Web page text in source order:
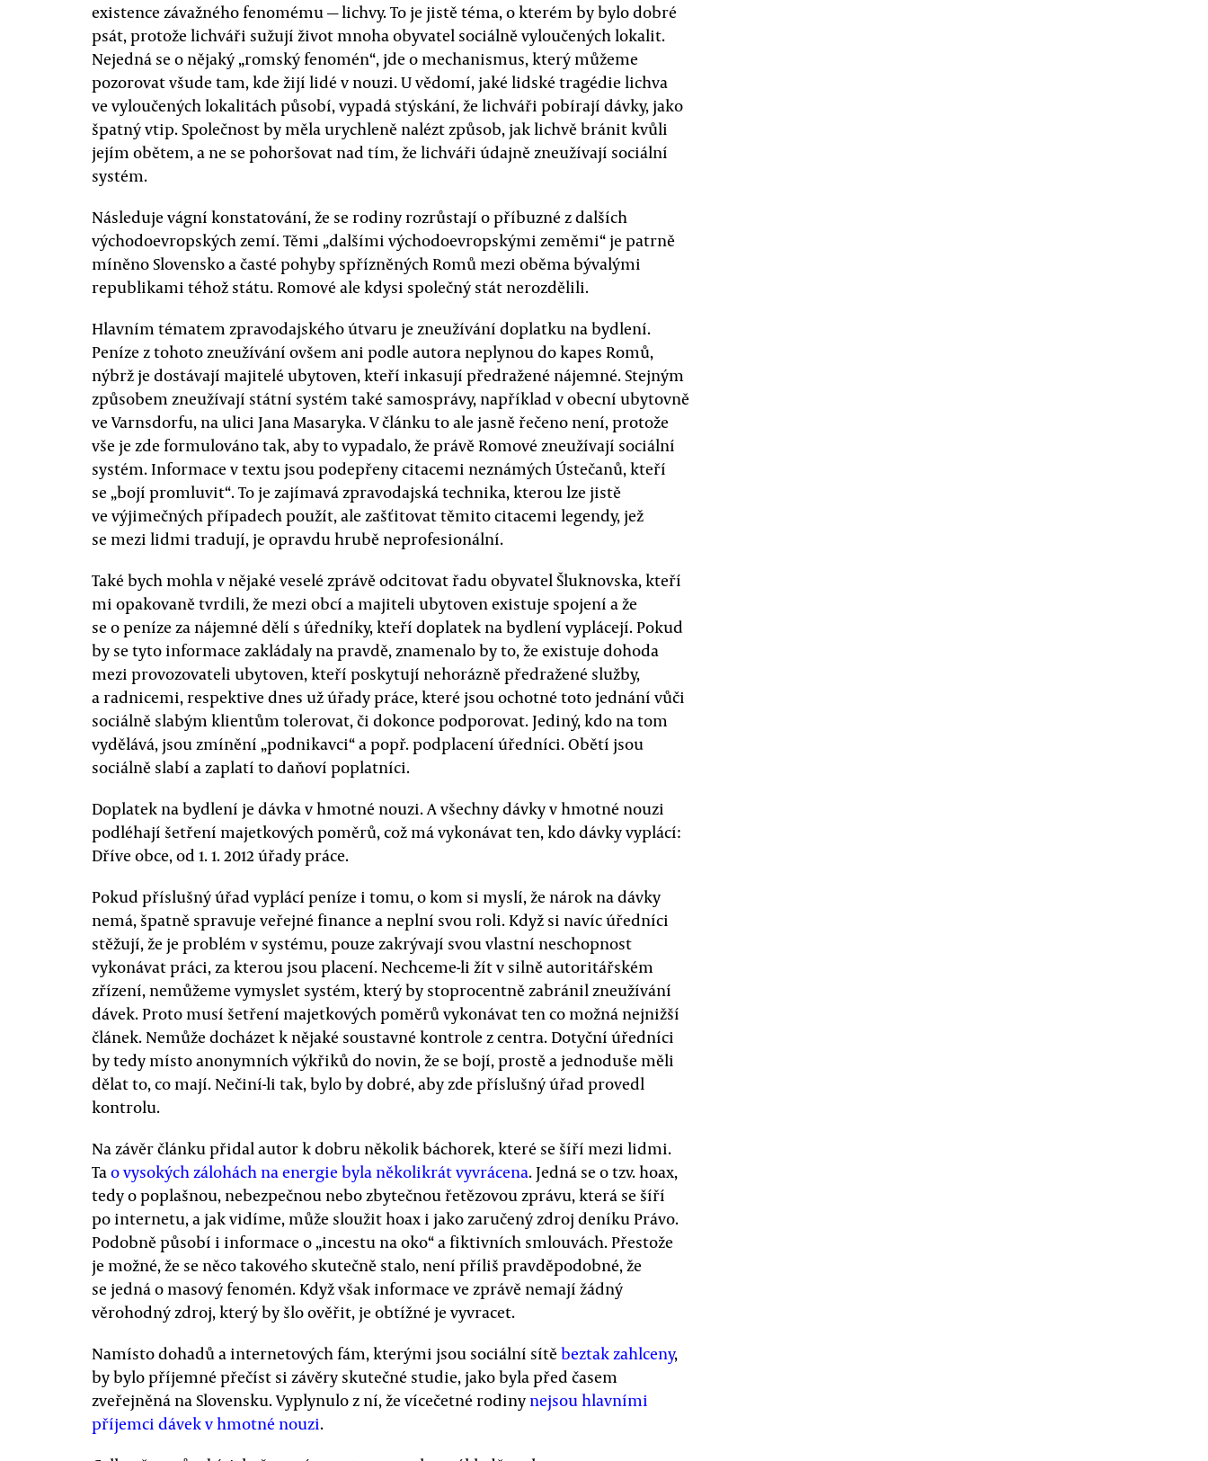
existence závažného fenomému — lichvy. To je jistě téma, o kterém by bylo dobré
psát, protože lichváři sužují život mnoha obyvatel sociálně vyloučených lokalit.
Nejedná se o nějaký „romský fenomén“, jde o mechanismus, který můžeme
pozorovat všude tam, kde žijí lidé v nouzi. U vědomí, jaké lidské tragédie lichva
ve vyloučených lokalitách působí, vypadá stýskání, že lichváři pobírají dávky, jako
špatný vtip. Společnost by měla urychleně nalézt způsob, jak lichvě bránit kvůli
jejím obětem, a ne se pohoršovat nad tím, že lichváři údajně zneužívají sociální
systém.
Následuje vágní konstatování, že se rodiny rozrůstají o příbuzné z dalších
východoevropských zemí. Těmi „dalšími východoevropskými zeměmi“ je patrně
míněno Slovensko a časté pohyby spřízněných Romů mezi oběma bývalými
republikami téhož státu. Romové ale kdysi společný stát nerozdělili.
Hlavním tématem zpravodajského útvaru je zneužívání doplatku na bydlení.
Peníze z tohoto zneužívání ovšem ani podle autora neplynou do kapes Romů,
nýbrž je dostávají majitelé ubytoven, kteří inkasují předražené nájemné. Stejným
způsobem zneužívají státní systém také samosprávy, například v obecní ubytovně
ve Varnsdorfu, na ulici Jana Masaryka. V článku to ale jasně řečeno není, protože
vše je zde formulováno tak, aby to vypadalo, že právě Romové zneužívají sociální
systém. Informace v textu jsou podepřeny citacemi neznámých Ústečanů, kteří
se „bojí promluvit“. To je zajímavá zpravodajská technika, kterou lze jistě
ve výjimečných případech použít, ale zašťitovat těmito citacemi legendy, jež
se mezi lidmi tradují, je opravdu hrubě neprofesionální.
Také bych mohla v nějaké veselé zprávě odcitovat řadu obyvatel Šluknovska, kteří
mi opakovaně tvrdili, že mezi obcí a majiteli ubytoven existuje spojení a že
se o peníze za nájemné dělí s úředníky, kteří doplatek na bydlení vyplácejí. Pokud
by se tyto informace zakládaly na pravdě, znamenalo by to, že existuje dohoda
mezi provozovateli ubytoven, kteří poskytují nehorázně předražené služby,
a radnicemi, respektive dnes už úřady práce, které jsou ochotné toto jednání vůči
sociálně slabým klientům tolerovat, či dokonce podporovat. Jediný, kdo na tom
vydělává, jsou zmínění „podnikavci“ a popř. podplacení úředníci. Obětí jsou
sociálně slabí a zaplatí to daňoví poplatníci.
Doplatek na bydlení je dávka v hmotné nouzi. A všechny dávky v hmotné nouzi
podléhají šetření majetkových poměrů, což má vykonávat ten, kdo dávky vyplácí:
Dříve obce, od 1. 1. 2012 úřady práce.
Pokud příslušný úřad vyplácí peníze i tomu, o kom si myslí, že nárok na dávky
nemá, špatně spravuje veřejné finance a neplní svou roli. Když si navíc úředníci
stěžují, že je problém v systému, pouze zakrývají svou vlastní neschopnost
vykonávat práci, za kterou jsou placení. Nechceme-li žít v silně autoritářském
zřízení, nemůžeme vymyslet systém, který by stoprocentně zabránil zneužívání
dávek. Proto musí šetření majetkových poměrů vykonávat ten co možná nejnižší
článek. Nemůže docházet k nějaké soustavné kontrole z centra. Dotyční úředníci
by tedy místo anonymních výkřiků do novin, že se bojí, prostě a jednoduše měli
dělat to, co mají. Nečiní-li tak, bylo by dobré, aby zde příslušný úřad provedl
kontrolu.
Na závěr článku přidal autor k dobru několik báchorek, které se šíří mezi lidmi.
Tao vysokých zálohách na energie byla několikrát vyvrácena. Jedná se o tzv. hoax,
tedy o poplašnou, nebezpečnou nebo zbytečnou řetězovou zprávu, která se šíří
po internetu, a jak vidíme, může sloužit hoax i jako zaručený zdroj deníku Právo.
Podobně působí i informace o „incestu na oko“ a fiktivních smlouvách. Přestože
je možné, že se něco takového skutečně stalo, není příliš pravděpodobné, že
se jedná o masový fenomén. Když však informace ve zprávě nemají žádný
věrohodný zdroj, který by šlo ověřit, je obtížné je vyvracet.
Namísto dohadů a internetových fám, kterými jsou sociální sítěbeztak zahlceny,
by bylo příjemné přečíst si závěry skutečné studie, jako byla před časem
zveřejněná na Slovensku. Vyplynulo z ní, že vícečetné rodinynejsou hlavními
příjemci dávek v hmotné nouzi.